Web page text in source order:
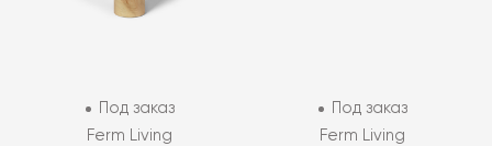
Под заказ
Ferm Living
Под заказ
Ferm Living